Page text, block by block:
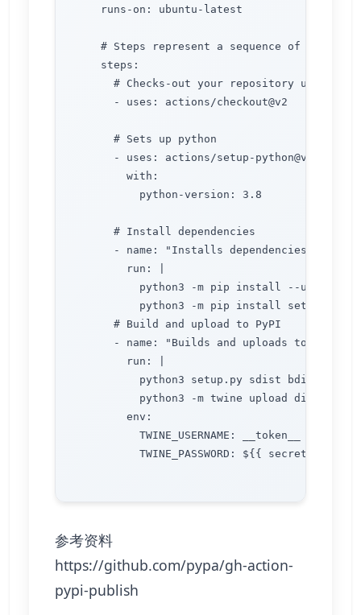
    runs-on: ubuntu-latest
# Steps represent a sequence of tasks
    steps:
# Checks-out your repository under
      - uses: actions/checkout@v2
      # Sets up python
      - uses: actions/setup-python@v2
        with:
          python-version: 3.8
      # Install dependencies
      - name: "Installs dependencies"
        run: |
python3 -m pip install --upgrade
python3 -m pip install setuptools
      # Build and upload to PyPI
      - name: "Builds and uploads to PyPI"
        run: |
          python3 setup.py sdist bdist_wheel
          python3 -m twine upload dist/*
        env:
          TWINE_USERNAME: __token__
TWINE_PASSWORD: ${{ secrets.PIPY
参考资料
https://github.com/pypa/gh-action-
pypi-publish